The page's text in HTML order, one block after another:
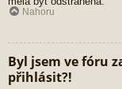
Nahoru
Byl jsem ve fóru
přihlásit?!